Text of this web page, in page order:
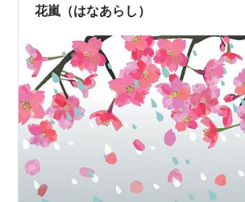
花嵐（はなあらし）